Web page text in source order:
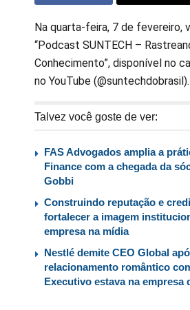
Na quarta-feira, 7 de fevereiro,
“Podcast SUNTECH –
Conhecimento”, disponível no
no YouTube (@suntechdobrasil).
Talvez você goste de ver:
FAS Advogados amplia a
Finance com a chegada da
Gobbi
Construindo reputação e
fortalecer a imagem
empresa na mídia
Nestlé demite CEO Global
relacionamento romântico
Executivo estava na empresa